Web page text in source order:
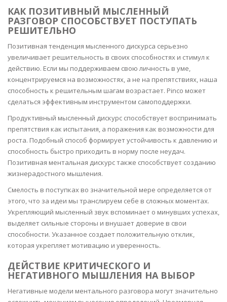
КАК ПОЗИТИВНЫЙ МЫСЛЕННЫЙ
РАЗГОВОР СПОСОБСТВУЕТ ПОСТУПАТЬ
РЕШИТЕЛЬНО
Позитивная тенденция мысленного дискурса серьезно
увеличивает решительность в своих способностях и стимул к
действию. Если мы поддерживаем свою личность в уме,
концентрируемся на возможностях, а не на препятствиях, наша
способность к решительным шагам возрастает. Pinco может
сделаться эффективным инструментом самоподдержки.
Продуктивный мысленный дискурс способствует воспринимать
препятствия как испытания, а поражения как возможности для
роста. Подобный способ формирует устойчивость к давлению и
способность быстро приходить в норму после неудач.
Позитивная ментальная дискурс также способствует созданию
жизнерадостного мышления.
Смелость в поступках во значительной мере определяется от
этого, что за идеи мы транслируем себе в сложных моментах.
Укрепляющий мысленный звук вспоминает о минувших успехах,
выделяет сильные стороны и внушает доверие в свои
способности. Указанное создает положительную отклик,
которая укрепляет мотивацию и уверенность.
ДЕЙСТВИЕ КРИТИЧЕСКОГО И
НЕГАТИВНОГО МЫШЛЕНИЯ НА ВЫБОР
Негативные модели ментального разговора могут значительно